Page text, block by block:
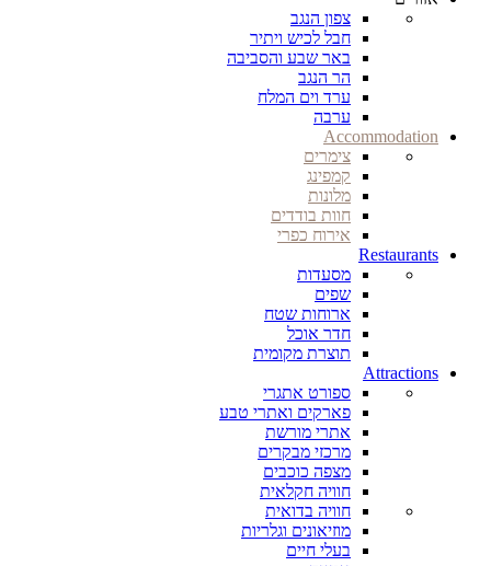
צפון הנגב
חבל לכיש ויתיר
באר שבע והסביבה
הר הנגב
ערד וים המלח
ערבה
Accommodation
צימרים
קמפינג
מלונות
חוות בודדים
אירוח כפרי
Restaurants
מסעדות
שפים
ארוחות שטח
חדר אוכל
תוצרת מקומית
Attractions
ספורט אתגרי
פארקים ואתרי טבע
אתרי מורשת
מרכזי מבקרים
מצפה כוכבים
חוויה חקלאית
חוויה בדואית
מוזיאונים וגלריות
בעלי חיים